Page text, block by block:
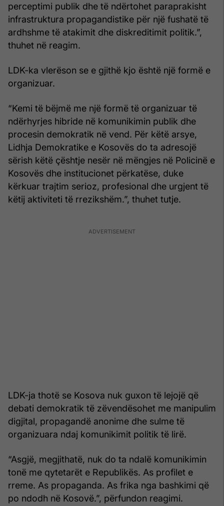
perceptimi publik dhe të ndërtohet paraprakisht
infrastruktura propagandistike për një fushatë të
ardhshme të atakimit dhe diskreditimit politik.”,
thuhet në reagim.
LDK-ka vlerëson se e gjithë kjo është një formë e
organizuar.
“Kemi të bëjmë me një formë të organizuar të
ndërhyrjes hibride në komunikimin publik dhe
procesin demokratik në vend. Për këtë arsye,
Lidhja Demokratike e Kosovës do ta adresojë
sërish këtë çështje nesër në mëngjes në Policinë e
Kosovës dhe institucionet përkatëse, duke
kërkuar trajtim serioz, profesional dhe urgjent të
këtij aktiviteti të rrezikshëm.”, thuhet tutje.
LDK-ja thotë se Kosova nuk guxon të lejojë që
debati demokratik të zëvendësohet me manipulim
digjital, propagandë anonime dhe sulme të
organizuara ndaj komunikimit politik të lirë.
“Asgjë, megjithatë, nuk do ta ndalë komunikimin
tonë me qytetarët e Republikës. As profilet e
rreme. As propaganda. As frika nga bashkimi që
po ndodh në Kosovë.”, përfundon reagimi.